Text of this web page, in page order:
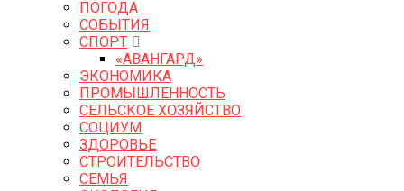
ПОГОДА
СОБЫТИЯ
СПОРТ
«АВАНГАРД»
ЭКОНОМИКА
ПРОМЫШЛЕННОСТЬ
СЕЛЬСКОЕ ХОЗЯЙСТВО
СОЦИУМ
ЗДОРОВЬЕ
СТРОИТЕЛЬСТВО
СЕМЬЯ